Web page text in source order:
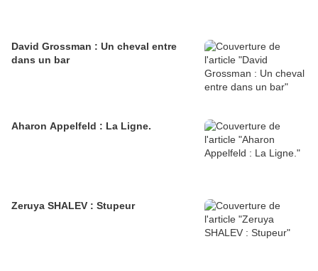
David Grossman : Un cheval entre
dans un bar
Aharon Appelfeld : La Ligne.
Zeruya SHALEV : Stupeur